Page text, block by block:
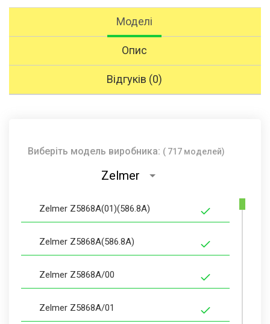
Моделі
Опис
Відгуків (0)
Виберіть модель виробника: ( 717 моделей)
Zelmer
Zelmer Z5868A(01)(586.8A)
Zelmer Z5868A(586.8A)
Zelmer Z5868A/00
Zelmer Z5868A/01